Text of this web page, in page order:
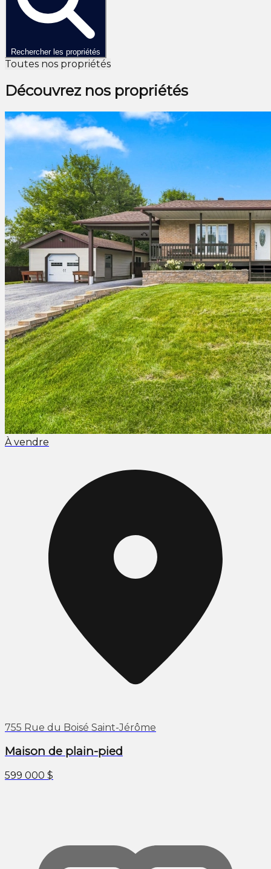
Rechercher les propriétés
Toutes nos propriétés
Découvrez nos propriétés
À vendre
755 Rue du Boisé Saint-Jérôme
Maison de plain-pied
599 000 $